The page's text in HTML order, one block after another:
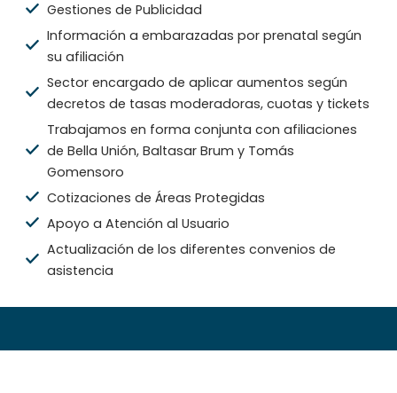
Gestiones de Publicidad
Información a embarazadas por prenatal según
su afiliación
Sector encargado de aplicar aumentos según
decretos de tasas moderadoras, cuotas y tickets
Trabajamos en forma conjunta con afiliaciones
de Bella Unión, Baltasar Brum y Tomás
Gomensoro
Cotizaciones de Áreas Protegidas
Apoyo a Atención al Usuario
Actualización de los diferentes convenios de
asistencia